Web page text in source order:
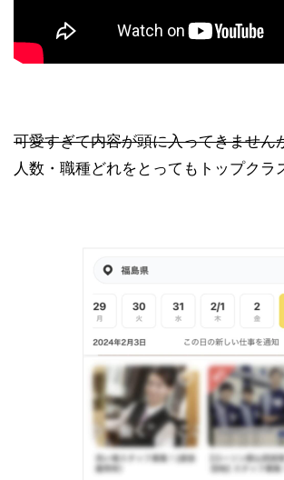
可愛すぎて内容が頭に入ってきません
人数・職種どれをとってもトップクラ